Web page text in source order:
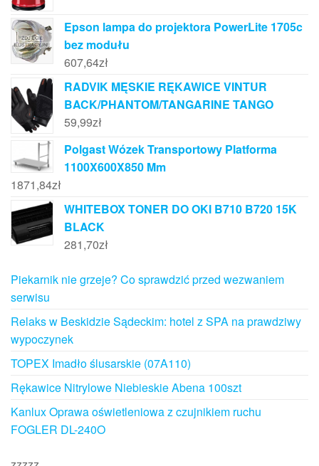
Epson lampa do projektora PowerLite 1705c
bez modułu
607,64zł
RADVIK MĘSKIE RĘKAWICE VINTUR
BACK/PHANTOM/TANGARINE TANGO
59,99zł
Polgast Wózek Transportowy Platforma
1100X600X850 Mm
1871,84zł
WHITEBOX TONER DO OKI B710 B720 15K
BLACK
281,70zł
Piekarnik nie grzeje? Co sprawdzić przed wezwaniem
serwisu
Relaks w Beskidzie Sądeckim: hotel z SPA na prawdziwy
wypoczynek
TOPEX Imadło ślusarskie (07A110)
Rękawice Nitrylowe Niebieskie Abena 100szt
Kanlux Oprawa oświetleniowa z czujnikiem ruchu
FOGLER DL-240O